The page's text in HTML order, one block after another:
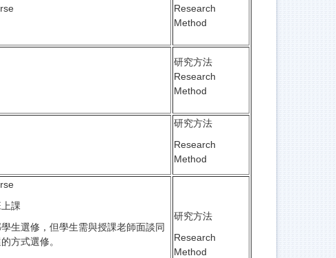
Research
Method
研究方法
Research
Method
研究方法
Research
Method
課
生選修，但學生需與授課老師面談同
方式選修。
研究方法
Research
Method